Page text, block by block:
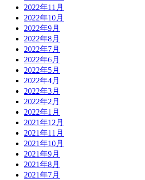
2022年11月
2022年10月
2022年9月
2022年8月
2022年7月
2022年6月
2022年5月
2022年4月
2022年3月
2022年2月
2022年1月
2021年12月
2021年11月
2021年10月
2021年9月
2021年8月
2021年7月